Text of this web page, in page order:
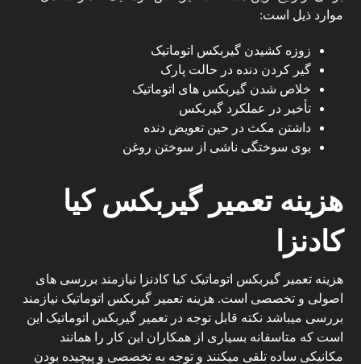
موارد ذیل است:
زوزه کشیدن گیربکس اتوماتیک
گیر کردن دنده در حالت پارک
خلاص شدن گیربکس های اتوماتیک
تأخیر در عملکرد گیربکس
داشتن مکث در حین تعویض دنده
بوی سوختگی ناشی از سوختن روغن
هزینه تعمیر گیربکس کیا
کادنزا
هزینه تعمیر گیربکس اتوماتیک کیا کادنزا نیازمند بررسی های
اصولی و تخصصی است. هزینه تعمیر گیربکس اتوماتیک نیازمند
بررسی میباشد نکته قابل توجه درتعمیر گیربکس اتوماتیک این
است که متاسفانه بسیاری از همکاران این کار را همانند
مکانیکی ساده تلقی میکنند و توجه به تخصصی و پیچیده بودن